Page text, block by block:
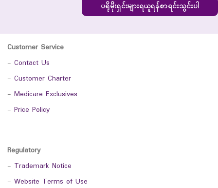
ပရိုမိုးရှင်းများရယူရန်စာရင်းသွင်းပါ
Customer Service
- Contact Us
- Customer Charter
- Medicare Exclusives
- Price Policy
Regulatory
- Trademark Notice
- Website Terms of Use